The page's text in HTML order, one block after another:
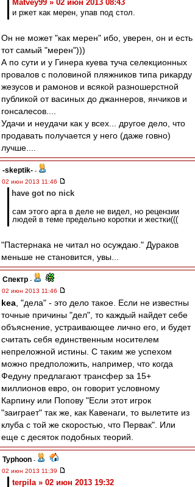
Matvey99 » 02 июн 2013 08:43
и ржет как мерен, упав под стол.
Он не может "как мерен" ибо, уверен, он и есть
тот самый "мерен")))
А по сути и у Гинера куева туча селекционных
провалов с половиной пляжников типа рикарду
жезусов и рамонов и всякой разношерстной
публикой от васиных до джаннеров, янчиков и
гонсалесов....
Удачи и неудачи как у всех... другое дело, что
продавать получается у него (даже говно)
лучше....
-skeptik- -
02 июн 2013 11:46
have got no nick
сам этого арга в деле не видел, но рецензии
людей в теме предельно коротки и жестки(((
"Пастернака не читал но осуждаю." Дураков
меньше не становится, увы...
Спектр -
02 июн 2013 11:46
kea , "дела" - это дело такое. Если не известны
точные причины "дел", то каждый найдет себе
объяснение, устраивающее лично его, и будет
считать себя единственным носителем
непреложной истины. С таким же успехом
можно предположить, например, что когда
Федуну предлагают трансфер за 15+
миллионов евро, он говорит условному
Карпину или Попову "Если этот игрок
"заиграет" так же, как Кавенаги, то вылетите из
клуба с той же скоростью, что Первак". Или
еще с десяток подобных теорий.
Typhoon -
02 июн 2013 11:39
terpila » 02 июн 2013 19:32